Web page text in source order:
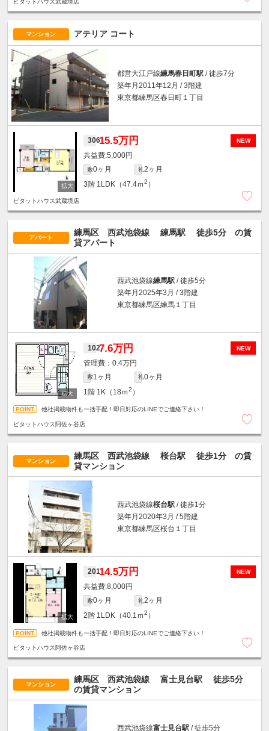
ピタットハウス武蔵境店
マンション アテリア コート
都営大江戸線練馬春日町駅 / 徒歩7分
築年月2011年12月 / 3階建
東京都練馬区春日町１丁目
NEW
30615.5万円
5,000円
敷0ヶ月 礼2ヶ月
3階 1LDK（47.4ｍ2 ）
ピタットハウス武蔵境店
アパート
練馬区 西武池袋線 練馬駅 徒歩5分 の賃
貸アパート
西武池袋線練馬駅 / 徒歩5分
築年月2025年3月 / 3階建
東京都練馬区練馬１丁目
NEW
1027.6万円
0.4万円
敷1ヶ月 礼0ヶ月
1階 1K（18ｍ2 ）
他社掲載物件も一括手配！即日対応のLINEでご連絡下さい！
ピタットハウス阿佐ヶ谷店
マンション
練馬区 西武池袋線 桜台駅 徒歩1分 の賃
貸マンション
西武池袋線桜台駅 / 徒歩1分
築年月2020年3月 / 5階建
東京都練馬区桜台１丁目
NEW
20114.5万円
8,000円
敷0ヶ月 礼2ヶ月
2階 1LDK（40.1ｍ2 ）
他社掲載物件も一括手配！即日対応のLINEでご連絡下さい！
ピタットハウス阿佐ヶ谷店
マンション
練馬区 西武池袋線 富士見台駅
徒歩5分
の賃貸マンション
西武池袋線富士見台駅 / 徒歩5分